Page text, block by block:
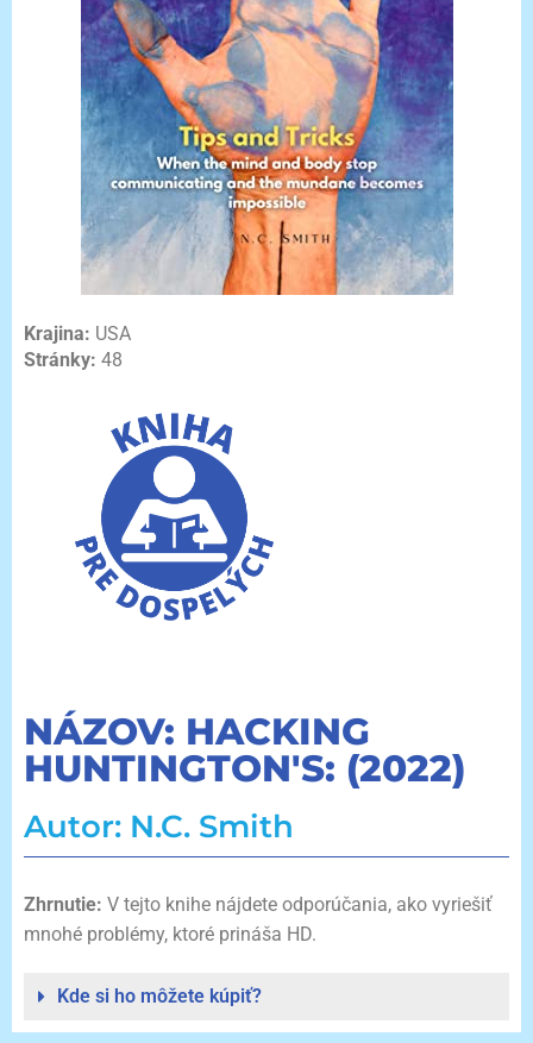
Krajina: USA
Stránky: 48
NÁZOV: HACKING
HUNTINGTON'S: (2022)
Autor: N.C. Smith
Zhrnutie: V tejto knihe nájdete odporúčania, ako vyriešiť
mnohé problémy, ktoré prináša HD.
Kde si ho môžete kúpiť?